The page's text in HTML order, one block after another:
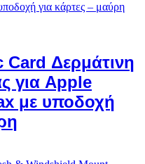
Δερμάτινη
για Apple
με υποδοχή